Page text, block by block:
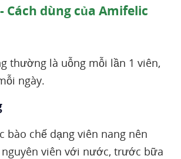
Cách dùng của Amifelic
thường là uỗng mỗi lần 1 viên,
ngày.
bào chế dạng viên nang nên
viên với nước, trước bữa